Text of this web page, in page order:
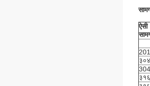
ऐसी
201
३०४
३१६